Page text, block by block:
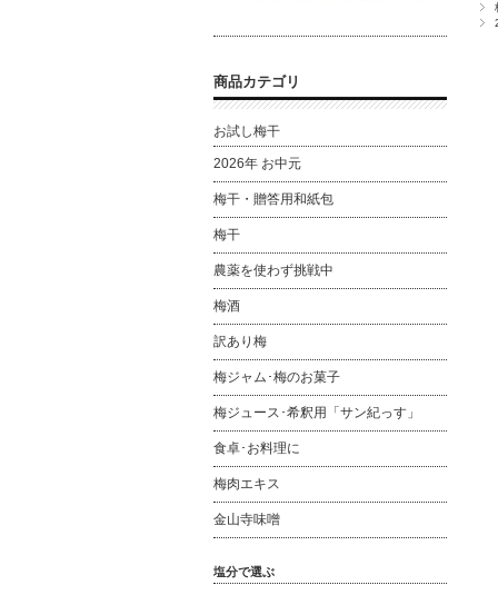
商品カテゴリ
お試し梅干
2026年 お中元
梅干・贈答用和紙包
梅干
農薬を使わず挑戦中
梅酒
訳あり梅
梅ジャム･梅のお菓子
梅ジュース･希釈用「サン紀っす」
食卓･お料理に
梅肉エキス
金山寺味噌
塩分で選ぶ